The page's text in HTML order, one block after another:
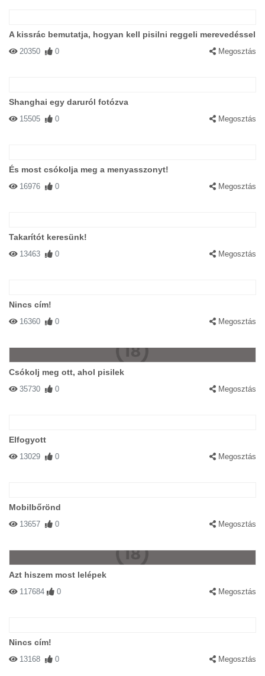
A kissrác bemutatja, hogyan kell pisilni reggeli merevedéssel
20350 0 Megosztás
Shanghai egy daruról fotózva
15505 0 Megosztás
És most csókolja meg a menyasszonyt!
16976 0 Megosztás
Takarítót keresünk!
13463 0 Megosztás
Nincs cím!
16360 0 Megosztás
Csókolj meg ott, ahol pisilek
35730 0 Megosztás
Elfogyott
13029 0 Megosztás
Mobilbőrönd
13657 0 Megosztás
Azt hiszem most lelépek
117684 0 Megosztás
Nincs cím!
13168 0 Megosztás